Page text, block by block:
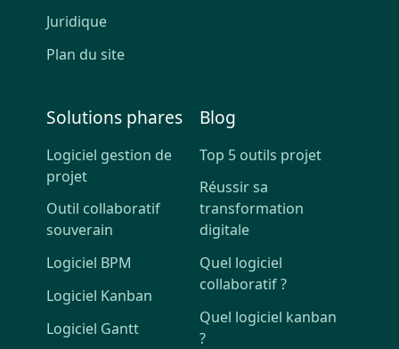
Juridique
Plan du site
Solutions phares
Logiciel gestion de
projet
Outil collaboratif
souverain
Logiciel BPM
Logiciel Kanban
Logiciel Gantt
Blog
Top 5 outils projet
Réussir sa
transformation
digitale
Quel logiciel
collaboratif ?
Quel logiciel kanban
?